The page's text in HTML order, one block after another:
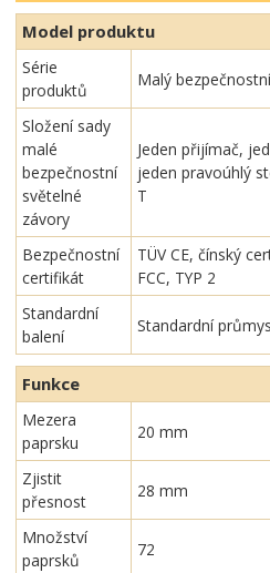
Model produktu
Série
produktů
Malý
Složení sady
malé
bezpečnostní
světelné
závory
Jeden přijímač,
jeden pravoúhlý
T
Bezpečnostní
certifikát
TÜV CE, čínský
FCC, TYP 2
Standardní
balení
Standardní
Funkce
Mezera
paprsku
20 mm
Zjistit
přesnost
28 mm
Množství
paprsků
72